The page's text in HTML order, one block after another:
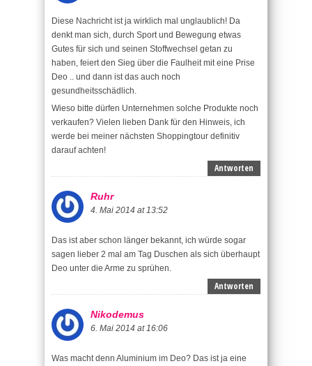
Diese Nachricht ist ja wirklich mal unglaublich! Da
denkt man sich, durch Sport und Bewegung etwas
Gutes für sich und seinen Stoffwechsel getan zu
haben, feiert den Sieg über die Faulheit mit eine Prise
Deo .. und dann ist das auch noch
gesundheitsschädlich.
Wieso bitte dürfen Unternehmen solche Produkte noch
verkaufen? Vielen lieben Dank für den Hinweis, ich
werde bei meiner nächsten Shoppingtour definitiv
darauf achten!
Antworten
Ruhr
4. Mai 2014 at 13:52
Das ist aber schon länger bekannt, ich würde sogar
sagen lieber 2 mal am Tag Duschen als sich überhaupt
Deo unter die Arme zu sprühen.
Antworten
Nikodemus
6. Mai 2014 at 16:06
Was macht denn Aluminium im Deo? Das ist ja eine